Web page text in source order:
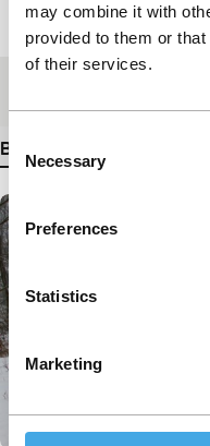
may combine it with
provided to them or
of their services.
Consent
Selection
Necessary
Preferences
Statistics
Marketing
Lengte 119'
Bekijk meer details